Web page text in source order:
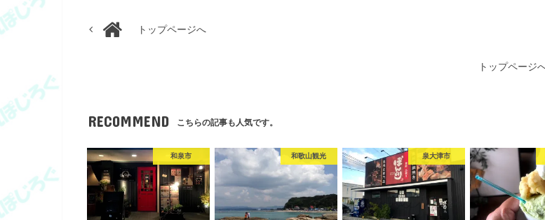
トップページへ
トップページ
RECOMMEND こちらの記事も人気です。
和泉市 和歌山観光 泉大津市